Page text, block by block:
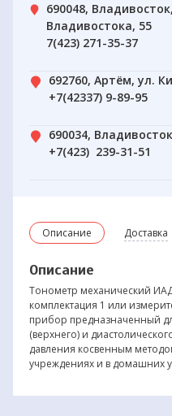
Описание Доставка
Описание
Тонометр механический
комплектация 1 или
прибор предназначенный
(верхнего) и
давления косвенным
учреждениях и в домашних
690048,
Владивостока, 55
7(423) 271-35-37
692760, Артём, ул.
+7(42337) 9-89-95
690034,
+7(423) 239-31-51